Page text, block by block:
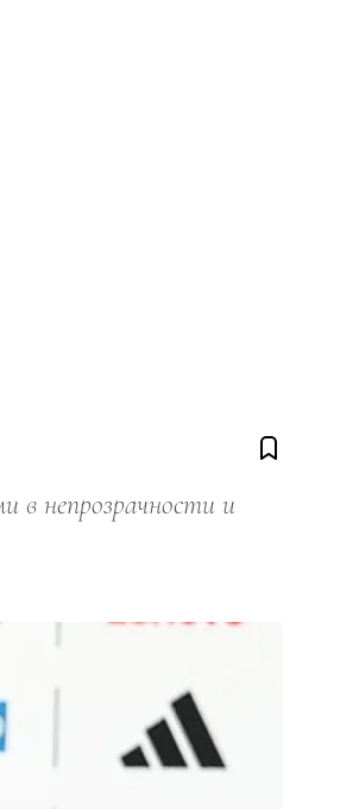
в непрозрачности и